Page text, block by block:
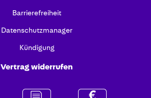
Barrierefreiheit
Datenschutzmanager
Kündigung
Vertrag widerrufen